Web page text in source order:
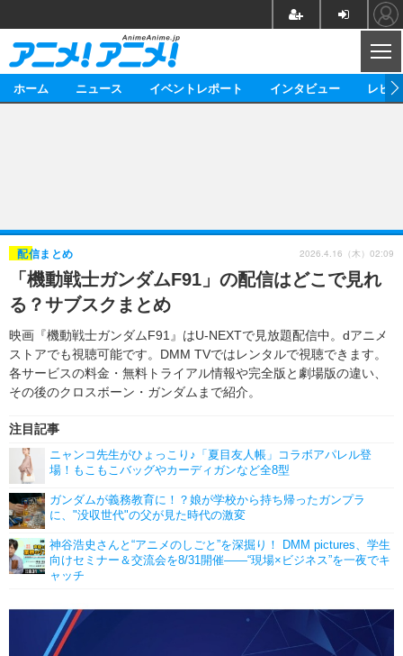
ゲーム グッズ
イベント
海外イベント ビジネス
俳優・タレント アーティスト
ビジネス
アニメ 実写
書評
ゲーム 座談会
動画
アニメ！アニメ！TV ABEMA Cafe
ホーム ニュース イベントレポート インタビュー レビ
「機動戦士ガンダムF91」の配信はどこで見れ
る？サブスクまとめ
映画『機動戦士ガンダムF91』はU-NEXTで見放題配信中。dアニメ
ストアでも視聴可能です。DMM TVではレンタルで視聴できます。
各サービスの料金・無料トライアル情報や完全版と劇場版の違い、
その後のクロスボーン・ガンダムまで紹介。
配信まとめ
注目記事
ニャンコ先生がひょっこり♪「夏目友人帳」コラボアパレル登
場！もこもこバッグやカーディガンなど全8型
ガンダムが義務教育に！？娘が学校から持ち帰ったガンプラ
に、"没収世代"の父が見た時代の激変
神谷浩史さんと“アニメのしごと”を深掘り！ DMM pictures、学生
向けセミナー＆交流会を8/31開催――“現場×ビジネス”を一夜でキ
ャッチ
2026.4.16（木）02:09